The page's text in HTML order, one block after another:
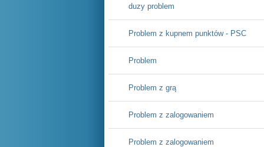
duzy problem
Problem z kupnem punktów - PSC
Problem
Problem z grą
Problem z zalogowaniem
Problem z zalogowaniem